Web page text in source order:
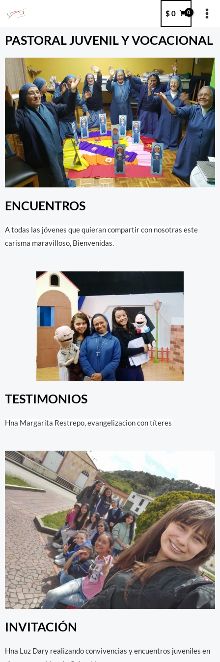
$ 0
PASTORAL JUVENIL Y VOCACIONAL
ENCUENTROS
A todas las jóvenes que quieran compartir con nosotras este
carisma maravilloso, Bienvenidas.
TESTIMONIOS
Hna Margarita Restrepo, evangelizacion con títeres
INVITACIÓN
Hna Luz Dary realizando convivencias y encuentros juveniles en